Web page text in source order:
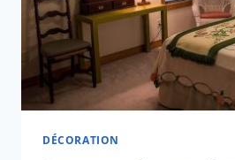
DÉCORATION